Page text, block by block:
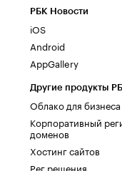
РБК Новости
iOS
Android
AppGallery
Другие продукты
Облако для бизнеса
Корпоративный
доменов
Хостинг сайтов
Рег.решения